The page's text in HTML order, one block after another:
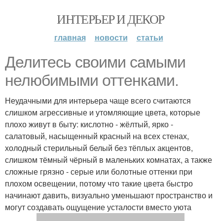
ИНТЕРЬЕР И ДЕКОР
главная новости статьи
Делитесь своими самыми
нелюбимыми оттенками.
Неудачными для интерьера чаще всего считаются
слишком агрессивные и утомляющие цвета, которые
плохо живут в быту: кислотно - жёлтый, ярко -
салатовый, насыщенный красный на всех стенах,
холодный стерильный белый без тёплых акцентов,
слишком тёмный чёрный в маленьких комнатах, а также
сложные грязно - серые или болотные оттенки при
плохом освещении, потому что такие цвета быстро
начинают давить, визуально уменьшают пространство и
могут создавать ощущение усталости вместо уюта